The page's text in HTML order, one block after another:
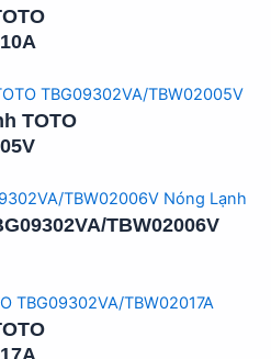
TOTO
TBW02006V